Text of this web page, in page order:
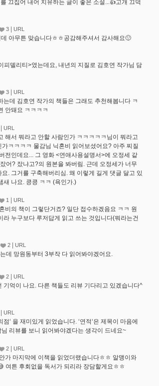
끄집어 내어 치유하는 글이 좋은 소설...👍고개 끄덕
3 URL
아무튼 맞습니다ㅎㅎ공감해주셔서 감사해요🙂
피델리티>였는데요, 내년의 지질로 김호연 작가님 담
3 URL
는데 김호연 작가의 책들은 그래도 추천해봅니다 ㅋ
안돼요 ㅋㅋㅋㅋ
URL
해서 뭐라고 안할 사람인가 ㅋㅋㅋㅋㅋ님이 뭐라고
ㅋㅋㅋㅋ 물감님 닉혼비 읽어보셨어요? 아주 찌질
전인데요... 그 영화 <연애사용설명서>에 오정세 같
어? 잤냐고?의 원본을 봐버림. 근데 오정세가 너무
. 그거를 구축해버리심. 왜 이렇게 길게 댓글 달고 있
새 나요. 킁킁 ㅋㅋ (욕인가.)
1 URL
비의 책이 그렇단거죠? 일단 접수하겠음요 ㅋㅋ 원
라 누구보다 루저답게 읽고 쓰는 것입니다(뭐라는건
2 URL
데 망원동부터 3부작 다 읽어봐야겠어요.
2 URL
기억이 나요. 다른 책들도 리뷰 기다리고 있겠습니다^
URL
점‘ 을 재미있게 읽었습니다. ‘연적‘은 제목이 마음에
리뷰를 보니 읽어봐야겠다는 생각이 드네요~
2 URL
가 마지막에 이책을 읽었더랬습니다ㅎㅎ 알맹이와
여튼 후회없을 독서가 되리라 장담할게요ㅎㅎ